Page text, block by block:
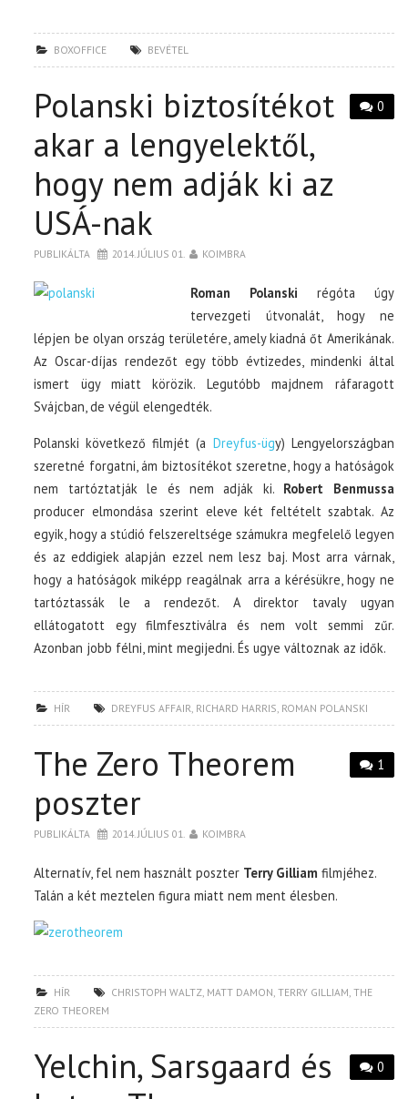
BOXOFFICE BEVÉTEL
0
Polanski biztosítékot
akar a lengyelektől,
hogy nem adják ki az
USÁ-nak
PUBLIKÁLTA 2014. JÚLIUS 01. KOIMBRA
Roman Polanski régóta úgy
tervezgeti útvonalát, hogy ne
lépjen be olyan ország területére, amely kiadná őt Amerikának.
Az Oscar-díjas rendezőt egy több évtizedes, mindenki által
ismert ügy miatt körözik. Legutóbb majdnem ráfaragott
Svájcban, de végül elengedték.
Polanski következő filmjét (a Dreyfus-ügy) Lengyelországban
szeretné forgatni, ám biztosítékot szeretne, hogy a hatóságok
nem tartóztatják le és nem adják ki. Robert Benmussa
producer elmondása szerint eleve két feltételt szabtak. Az
egyik, hogy a stúdió felszereltsége számukra megfelelő legyen
és az eddigiek alapján ezzel nem lesz baj. Most arra várnak,
hogy a hatóságok miképp reagálnak arra a kérésükre, hogy ne
tartóztassák le a rendezőt. A direktor tavaly ugyan
ellátogatott egy filmfesztiválra és nem volt semmi zűr.
Azonban jobb félni, mint megijedni. És ugye változnak az idők.
HÍR DREYFUS AFFAIR, RICHARD HARRIS, ROMAN POLANSKI
1
The Zero Theorem
poszter
PUBLIKÁLTA 2014. JÚLIUS 01. KOIMBRA
Alternatív, fel nem használt poszter Terry Gilliam filmjéhez.
Talán a két meztelen figura miatt nem ment élesben.
HÍR CHRISTOPH WALTZ, MATT DAMON,TERRY GILLIAM,THE
ZERO THEOREM
0
Yelchin, Sarsgaard és